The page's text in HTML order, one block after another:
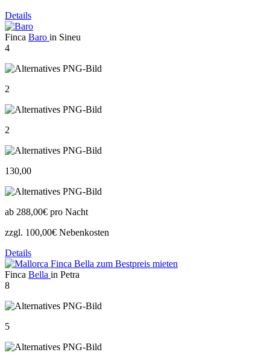
Details
Finca Baro in Sineu
4
2
2
130,00
ab 288,00€ pro Nacht
zzgl. 100,00€ Nebenkosten
Details
Finca Bella in Petra
8
5